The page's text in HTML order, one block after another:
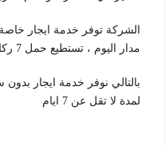
الشركة توفر خدمة ايجار
مدار اليوم ، تستطيع حمل 7 ركاب و السفر بدون مشكلة
لمدة لا تقل عن 7 ايام